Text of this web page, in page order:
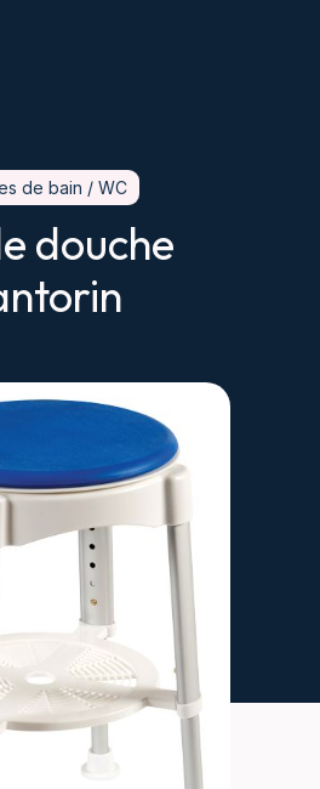
de bain / WC
douche